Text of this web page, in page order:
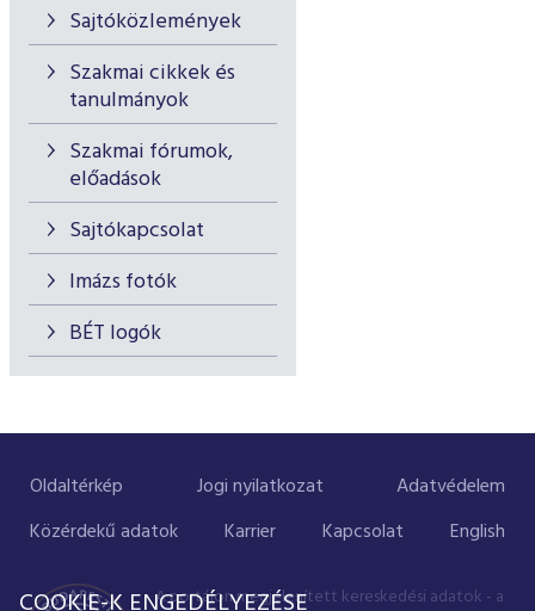
Sajtóközlemények
Szakmai cikkek és
tanulmányok
Szakmai fórumok,
előadások
Sajtókapcsolat
Imázs fotók
BÉT logók
Oldaltérkép Jogi nyilatkozat
Adatvédelem
Közérdekű adatok
Karrier Kapcsolat English
A portálon megjelenített kereskedési adatok - a